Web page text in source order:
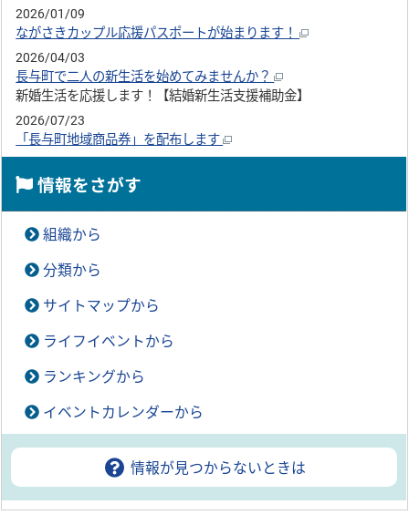
2026/01/09
ながさきカップル応援パスポートが始まります！
2026/04/03
長与町で二人の新生活を始めてみませんか？
新婚生活を応援します！【結婚新生活支援補助金】
2026/07/23
「長与町地域商品券」を配布します
情報をさがす
組織から
分類から
サイトマップから
ライフイベントから
ランキングから
イベントカレンダーから
情報が見つからないときは